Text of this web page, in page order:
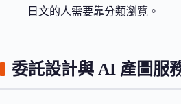
日文的人需要靠分類瀏覽。
委託設計與 AI 產圖服